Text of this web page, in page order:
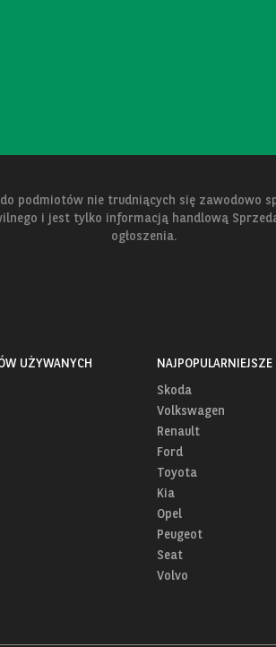
podmiotów nie trudniących się zawodowo
i jest tylko informacją handlową
ogłoszenia.
UŻYWANYCH
Skoda
Volkswagen
Renault
Ford
Toyota
Kia
Opel
Peugeot
Seat
Volvo